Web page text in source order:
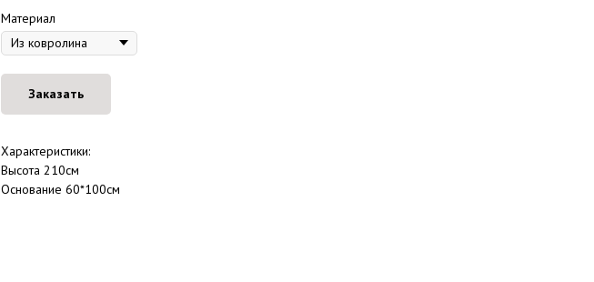
Материал
Заказать
Характеристики:
Высота 210см
Основание 60*100см